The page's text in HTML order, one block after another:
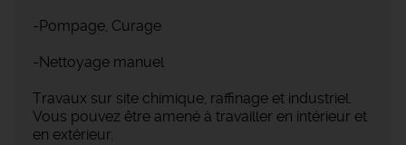
-Pompage, Curage
-Nettoyage manuel
Travaux sur site chimique, raffinage et industriel.
Vous pouvez être amené à travailler en intérieur et
en extérieur.